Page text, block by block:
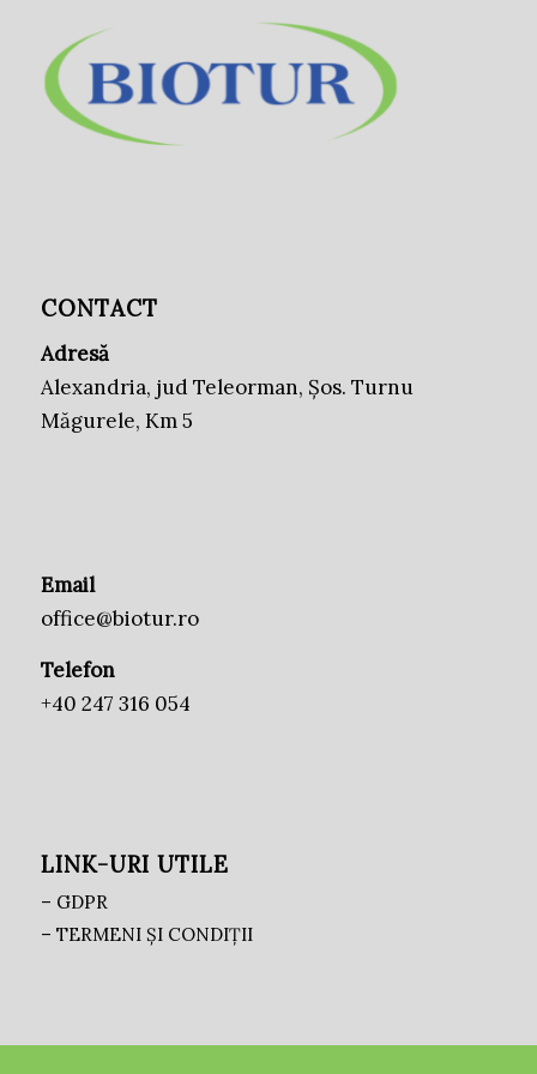
CONTACT
Adresă
Alexandria, jud Teleorman, Șos. Turnu
Măgurele, Km 5
Email
office@biotur.ro
Telefon
+40 247 316 054
LINK-URI UTILE
– GDPR
– TERMENI ȘI CONDIȚII